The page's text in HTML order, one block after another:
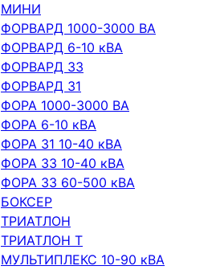
МИНИ
ФОРВАРД 1000-3000 ВА
ФОРВАРД 6-10 кВА
ФОРВАРД 33
ФОРВАРД 31
ФОРА 1000-3000 ВА
ФОРА 6-10 кВА
ФОРА 31 10-40 кВА
ФОРА 33 10-40 кВА
ФОРА 33 60-500 кВА
БОКСЕР
ТРИАТЛОН
ТРИАТЛОН Т
МУЛЬТИПЛЕКС 10-90 кВА